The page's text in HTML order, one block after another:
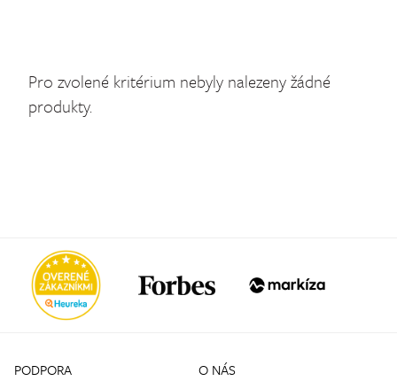
Pro zvolené kritérium nebyly nalezeny žádné
produkty.
PODPORA
O NÁS